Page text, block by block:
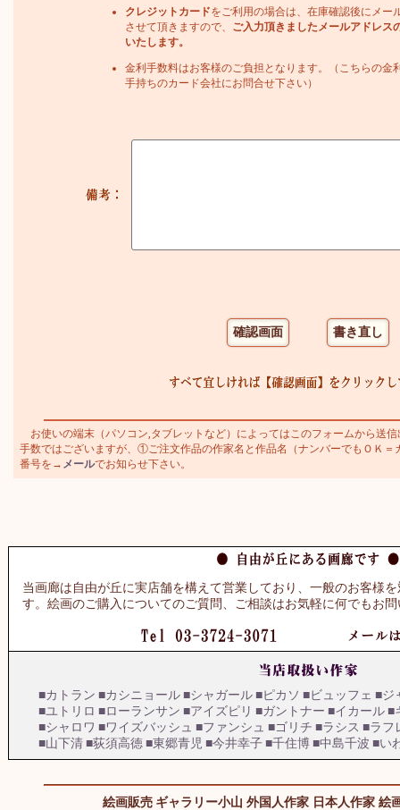
クレジットカードをご利用の場合は、在庫確認後にメー
させて頂きますので、
ご入力頂きましたメールアドレス
いたします。
金利手数料はお客様のご負担となります。（こちらの金
手持ちのカード会社にお問合せ下さい）
お使いの端末（パソコン,タブレットなど）によってはこのフォームから送
手数ではございますが、①ご注文作品の作家名と作品名（ナンバーでもＯＫ
番号を→ メールでお知らせ下さい。
当画廊は自由が丘に実店舗を構えて営業しており、一般のお客様
す。絵画のご購入についてのご質問、ご相談はお気軽に何でもお
■カトラン ■カシニョール■シャガール■ピカソ ■ビュッフェ ■ジ
■ユトリロ ■ローランサン ■アイズピリ ■ガントナー ■イカール■
■シャロワ ■ワイズバッシュ ■ファンシュ ■ゴリチ ■ラシス ■ラフ
■山下清■荻須高徳■東郷青児 ■今井幸子■千住博■中島千波 ■い
絵画販売 ギャラリー小山 外国人作家 日本人作家 絵